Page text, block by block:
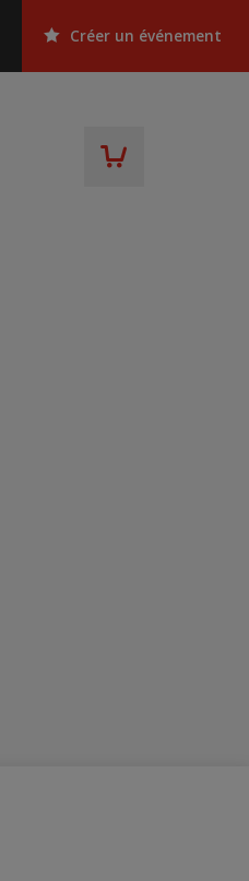
Créer un événement